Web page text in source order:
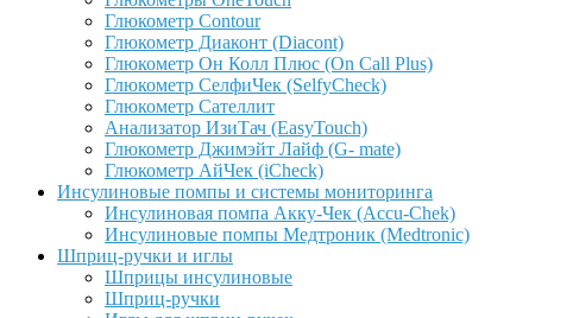
Глюкометр Contour
Глюкометр Диаконт (Diacont)
Глюкометр Он Колл Плюс (On Call Plus)
Глюкометр СелфиЧек (SelfyCheck)
Глюкометр Сателлит
Анализатор ИзиТач (EasyTouch)
Глюкометр Джимэйт Лайф (G- mate)
Глюкометр АйЧек (iCheck)
Инсулиновые помпы и системы мониторинга
Инсулиновая помпа Акку-Чек (Accu-Chek)
Инсулиновые помпы Медтроник (Medtronic)
Шприц-ручки и иглы
Шприцы инсулиновые
Шприц-ручки